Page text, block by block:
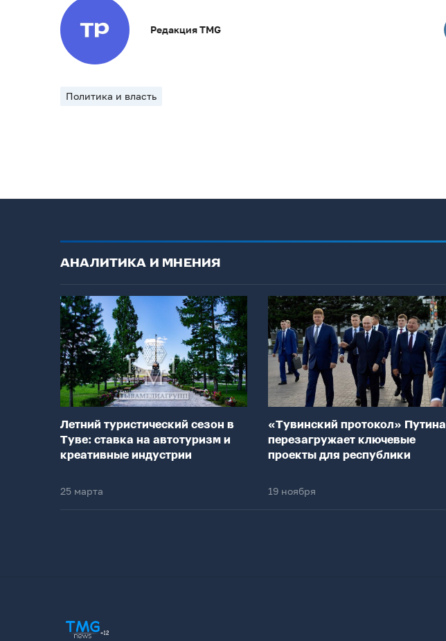
Редакция TMG
Политика и власть
АНАЛИТИКА И МНЕНИЯ
Летний туристический сезон в
Туве: ставка на автотуризм и
креативные индустрии
25 марта
«Тувинский протокол» Путина
перезагружает ключевые
проекты для республики
19 ноября